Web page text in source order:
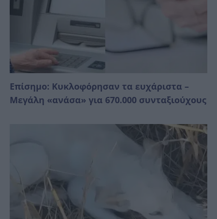
Επίσημο: Κυκλοφόρησαν τα ευχάριστα –
Μεγάλη «ανάσα» για 670.000 συνταξιούχους